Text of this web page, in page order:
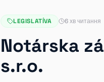
LEGISLATÍVA 6 хв читання
Notárska
s.r.o.